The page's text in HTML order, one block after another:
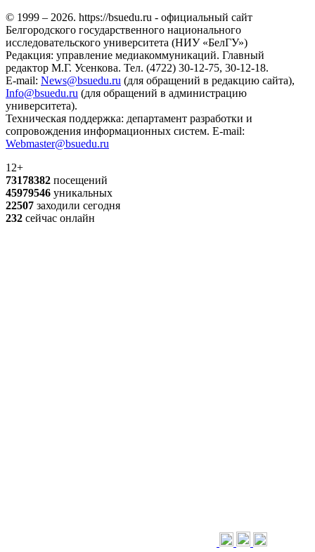
© 1999 – 2026. https://bsuedu.ru - официальный сайт
Белгородского государственного национального
исследовательского университета (НИУ «БелГУ»)
Редакция: управление медиакоммуникаций. Главный
редактор М.Г. Усенкова. Тел. (4722) 30-12-75, 30-12-18.
E-mail: News@bsuedu.ru (для обращений в редакцию сайта),
Info@bsuedu.ru (для обращений в администрацию
университета).
Техническая поддержка: департамент разработки и
сопровождения информационных систем. E-mail:
Webmaster@bsuedu.ru
12+
73178382 посещений
45979546 уникальных
22507 заходили сегодня
232 сейчас онлайн